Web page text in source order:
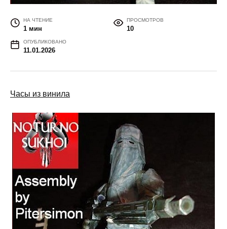
НА ЧТЕНИЕ
1 мин
ПРОСМОТРОВ
10
ОПУБЛИКОВАНО
11.01.2026
Часы из винила